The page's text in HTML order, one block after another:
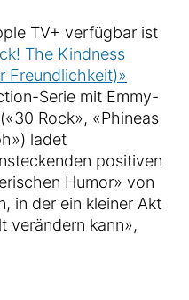
TV+ verfügbar ist
The Kindness
Freundlichkeit)»
Serie mit Emmy-
Rock», «Phineas
ladet
positiven
Humor» von
in der ein kleiner Akt
verändern kann»,